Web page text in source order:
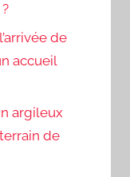
de
accueil
argileux
de